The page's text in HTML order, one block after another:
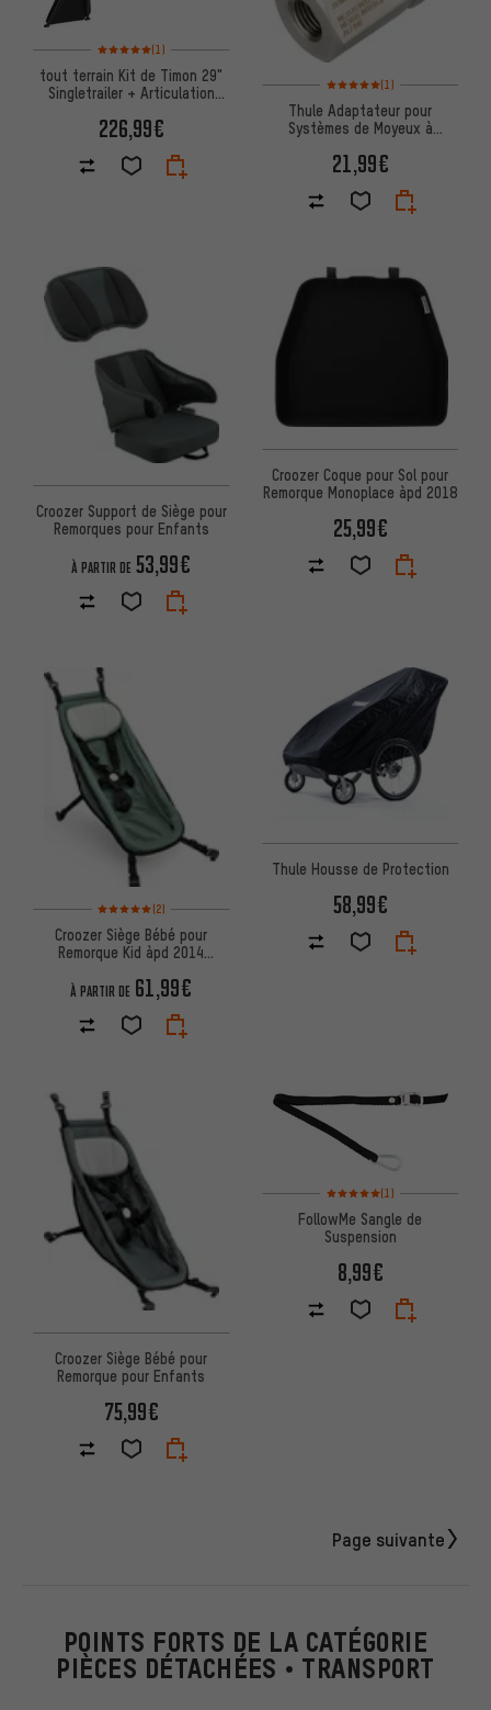
Note moyenne : 5 sur 5 d'après 1 avis
(1)
tout terrain Kit de Timon 29"
Singletrailer + Articulation
226,99€
Note moyenne : 5 sur 5
(1)
Thule Adaptateur pour
Systèmes de Moyeux à
21,99€
Croozer Support de Siège pour
Remorques pour Enfants
À PARTIR DE 53,99€
Croozer Coque pour Sol pour
Remorque Monoplace àpd 2018
25,99€
Note moyenne : 5 sur 5 d'après 2 avis
(2)
Croozer Siège Bébé pour
Remorque Kid àpd 2014
À PARTIR DE 61,99€
Thule Housse de Protection
58,99€
Croozer Siège Bébé pour
Remorque pour Enfants
75,99€
Note moyenne : 5 sur 5
(1)
FollowMe Sangle de
Suspension
8,99€
Page suivante
POINTS FORTS DE LA CATÉGORIE
PIÈCES DÉTACHÉES • TRANSPORT